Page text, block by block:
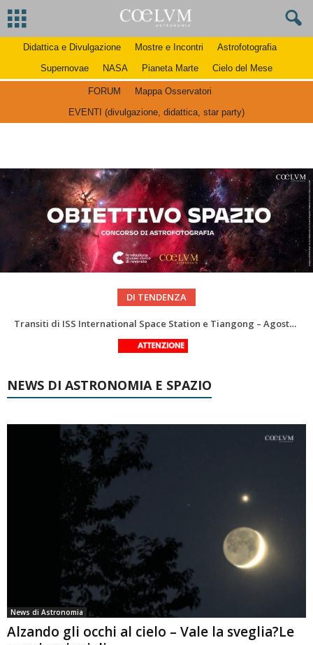
Didattica e Divulgazione Mostre e Incontri
Astrofotografia
Supernovae
NASA Pianeta Marte Cielo del Mese
FORUM
Mappa Osservatori
EVENTI (divulgazione, didattica, star party)
DI TENDENZA
La Luna del Mese – Agosto 2026
Le costellazioni di Agosto 2026: Delfino
NEWS DI ASTRONOMIA E SPAZIO
News di Astronomia
Alzando gli occhi al cielo – Vale la sveglia?Le